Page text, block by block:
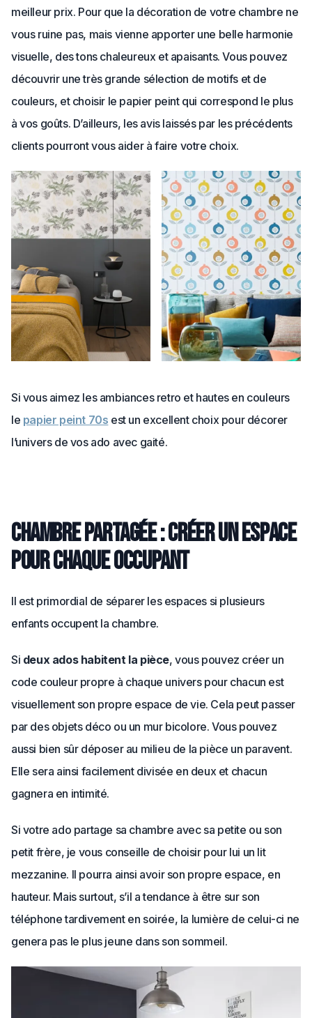
meilleur prix. Pour que la décoration de votre chambre ne
vous ruine pas, mais vienne apporter une belle harmonie
visuelle, des tons chaleureux et apaisants. Vous pouvez
découvrir une très grande sélection de motifs et de
couleurs, et choisir le papier peint qui correspond le plus
à vos goûts. D’ailleurs, les avis laissés par les précédents
clients pourront vous aider à faire votre choix.
Si vous aimez les ambiances retro et hautes en couleurs
le papier peint 70s est un excellent choix pour décorer
l’univers de vos ado avec gaité.
Chambre partagée : créer un espace
pour chaque occupant
Il est primordial de séparer les espaces si plusieurs
enfants occupent la chambre.
Si deux ados habitent la pièce, vous pouvez créer un
code couleur propre à chaque univers pour chacun est
visuellement son propre espace de vie. Cela peut passer
par des objets déco ou un mur bicolore. Vous pouvez
aussi bien sûr déposer au milieu de la pièce un paravent.
Elle sera ainsi facilement divisée en deux et chacun
gagnera en intimité.
Si votre ado partage sa chambre avec sa petite ou son
petit frère, je vous conseille de choisir pour lui un lit
mezzanine. Il pourra ainsi avoir son propre espace, en
hauteur. Mais surtout, s’il a tendance à être sur son
téléphone tardivement en soirée, la lumière de celui-ci ne
genera pas le plus jeune dans son sommeil.